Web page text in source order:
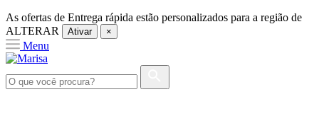
As ofertas de Entrega rápida estão personalizados para a região de
ALTERAR
Ativar ×
Menu